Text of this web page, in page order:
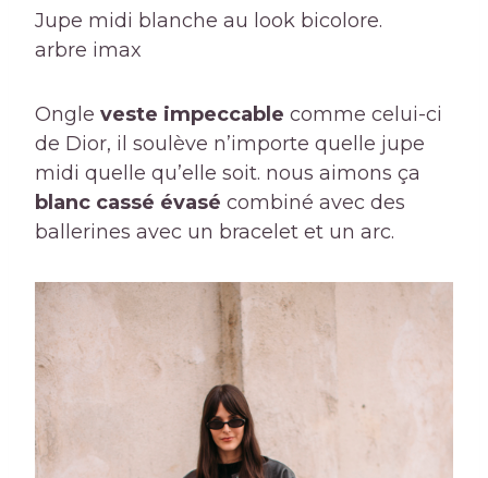
Jupe midi blanche au look bicolore.
arbre imax
Ongle veste impeccable comme celui-ci
de Dior, il soulève n’importe quelle jupe
midi quelle qu’elle soit. nous aimons ça
blanc cassé évasé combiné avec des
ballerines avec un bracelet et un arc.